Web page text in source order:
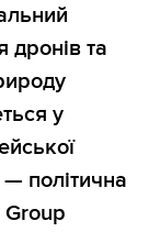
дронів та
у
— політична
Group